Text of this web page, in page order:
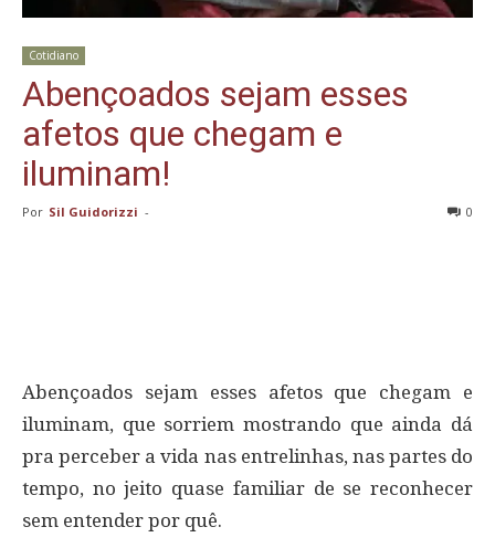
Cotidiano
Abençoados sejam esses
afetos que chegam e
iluminam!
Por Sil Guidorizzi - 0
Abençoados sejam esses afetos que chegam e
iluminam, que sorriem mostrando que ainda dá
pra perceber a vida nas entrelinhas, nas partes do
tempo, no jeito quase familiar de se reconhecer
sem entender por quê.